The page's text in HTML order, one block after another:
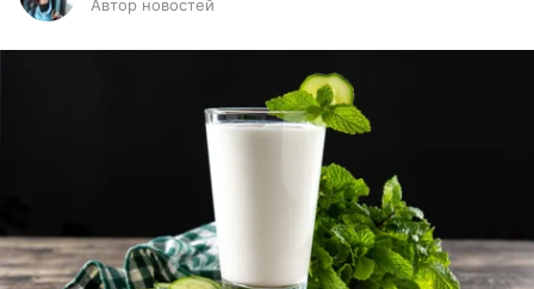
Автор новостей